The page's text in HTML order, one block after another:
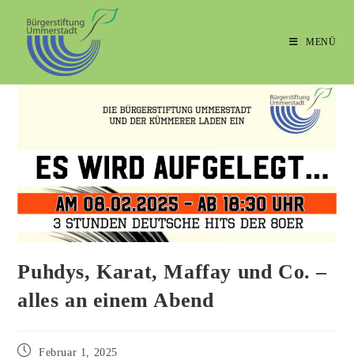
MENÜ
Puhdys, Karat, Maffay und Co. –
alles an einem Abend
Februar 1, 2025